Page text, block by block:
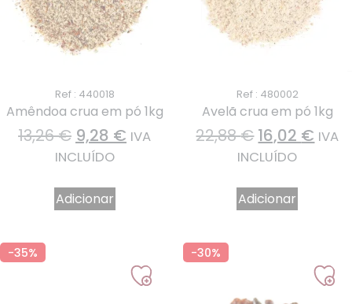
Ref : 440018
Amêndoa crua em pó 1kg
13,26€ 9,28 € IVA
INCLUÍDO
Adicionar
Ref : 480002
Avelã crua em pó 1kg
22,88€16,02 € IVA
INCLUÍDO
Adicionar
-35% -30%